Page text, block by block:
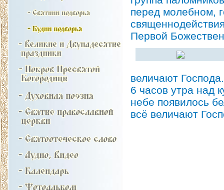
перед молебном,
Первой
величают
6 часов утра над
небе появилось
всё величают